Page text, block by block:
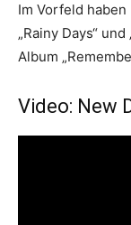
Im Vorfeld
„Rainy Days“
Album
Video: New